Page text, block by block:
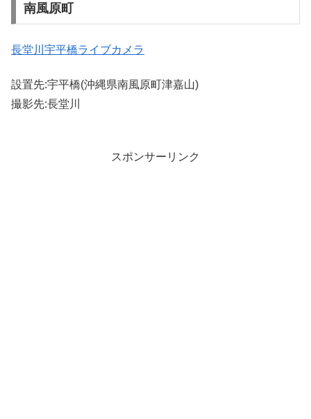
南風原町
長堂川宇平橋ライブカメラ
設置先:宇平橋(沖縄県南風原町津嘉山)
撮影先:長堂川
スポンサーリンク